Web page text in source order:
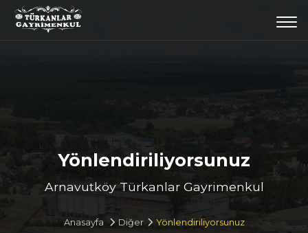
Yönlendiriliyorsunuz
Arnavutköy Türkanlar Gayrimenkul
Anasayfa Diğer Yönlendiriliyorsunuz